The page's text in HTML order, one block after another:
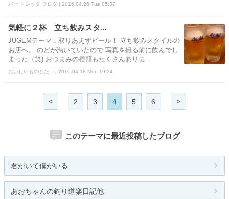
バー トレック ブログ | 2016.04.26 Tue 05:37
気軽に２杯 立ち飲みスタ...
JUGEMテーマ：取りあえずビール！ 立ち飲みスタイルの
お店へ。 のどが渇いていたので 写真を撮る前に飲んでし
まった（笑) おつまみの種類もたくさんありま...
おいしいものとた... | 2016.04.18 Mon 19:24
< 2 3 4 5 6 >
このテーマに最近投稿したブログ
君がいて僕がいる
あおちゃんの釣り道楽日記他